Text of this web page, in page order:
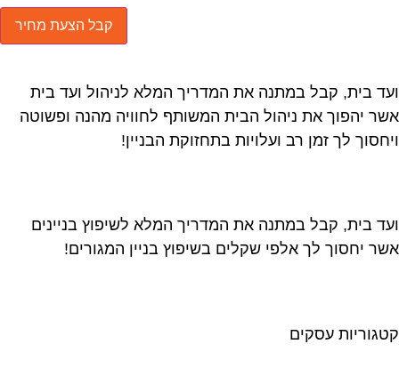
בית, קבל במתנה את המדריך המלא לניהול ועד בית
יהפוך את ניהול הבית המשותף לחוויה מהנה ופשוטה
לך זמן רב ועלויות בתחזוקת הבניין!
בית, קבל במתנה את המדריך המלא לשיפוץ בניינים
יחסוך לך אלפי שקלים בשיפוץ בניין המגורים!
עסקים